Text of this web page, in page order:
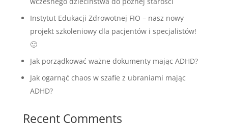
Instytut Edukacji Zdrowotnej FIO – nasz nowy
projekt szkoleniowy dla pacjentów i specjalistów!
🙂
Jak porządkować ważne dokumenty mając ADHD?
Jak ogarnąć chaos w szafie z ubraniami mając
ADHD?
Recent Comments